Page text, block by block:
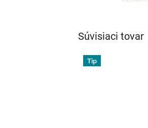
Súvisiaci tovar
Tip